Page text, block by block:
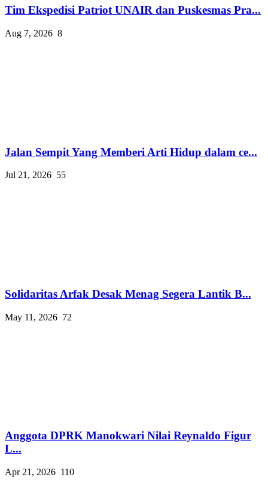
Tim Ekspedisi Patriot UNAIR dan Puskesmas Pra...
Aug 7, 2026 8
Jalan Sempit Yang Memberi Arti Hidup dalam ce...
Jul 21, 2026 55
Solidaritas Arfak Desak Menag Segera Lantik B...
May 11, 2026 72
Anggota DPRK Manokwari Nilai Reynaldo Figur
L...
Apr 21, 2026 110